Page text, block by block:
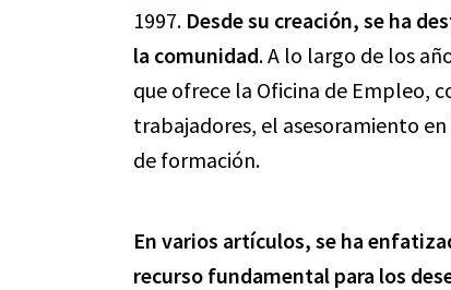
1997. Desde su creación, se ha
la comunidad. A lo largo de los
que ofrece la Oficina de Empleo,
trabajadores, el asesoramiento
de formación.
En varios artículos, se ha
recurso fundamental para los